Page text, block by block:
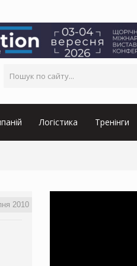
Логістика Тренінги
2010